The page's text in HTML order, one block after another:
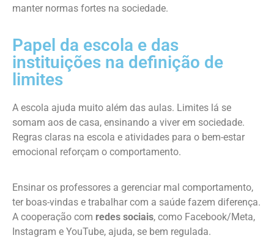
manter normas fortes na sociedade.
Papel da escola e das
instituições na definição de
limites
A escola ajuda muito além das aulas. Limites lá se
somam aos de casa, ensinando a viver em sociedade.
Regras claras na escola e atividades para o bem-estar
emocional reforçam o comportamento.
Ensinar os professores a gerenciar mal comportamento,
ter boas-vindas e trabalhar com a saúde fazem diferença.
A cooperação com redes sociais, como Facebook/Meta,
Instagram e YouTube, ajuda, se bem regulada.